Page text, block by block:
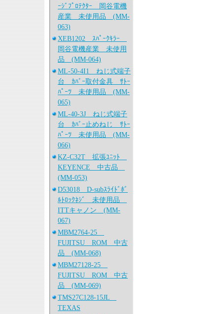
ｰｼﾞﾌﾟﾛﾃｸﾀｰ 岡谷電機
産業 未使用品 (MM-
063)
XEB1202 ｽﾊﾟｰｸｷﾗｰ
岡谷電機産業 未使用
品 (MM-064)
ML-50-4I1 ねじ式端子
台 ｶﾊﾞｰ取付金具 ｻﾄｰ
ﾊﾟｰﾂ 未使用品 (MM-
065)
ML-40-3J ねじ式端子
台 ｶﾊﾞｰ止めねじ ｻﾄｰ
ﾊﾟｰﾂ 未使用品 (MM-
066)
KZ-C32T 拡張ﾕﾆｯﾄ
KEYENCE 中古品
(MM-053)
D53018 D-subｽﾗｲﾄﾞﾎﾞ
ﾙﾄﾛｯｸﾈｼﾞ 未使用品
ITTキャノン (MM-
067)
MBM2764-25
FUJITSU ROM 中古
品 (MM-068)
MBM27128-25
FUJITSU ROM 中古
品 (MM-069)
TMS27C128-15JL
TEXAS